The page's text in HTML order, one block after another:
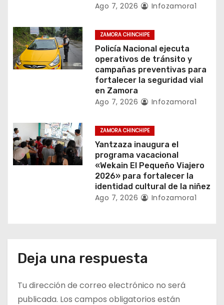
t
r
a
s
Ago 7, 2026 Infozamora1
ZAMORA CHINCHIPE
Policía Nacional ejecuta
operativos de tránsito y
campañas preventivas para
fortalecer la seguridad vial
en Zamora
Ago 7, 2026 Infozamora1
ZAMORA CHINCHIPE
Yantzaza inaugura el
programa vacacional
«Wekain El Pequeño Viajero
2026» para fortalecer la
identidad cultural de la niñez
Ago 7, 2026 Infozamora1
Deja una respuesta
Tu dirección de correo electrónico no será
publicada. Los campos obligatorios están